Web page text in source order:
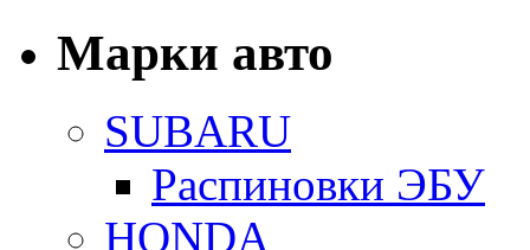
Марки авто
SUBARU
Распиновки ЭБУ
HONDA